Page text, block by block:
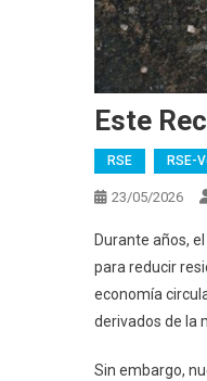
Este
RSE RSE-
23/05/2026
Durante años,
para reducir
economía
derivados de la
Sin embargo,